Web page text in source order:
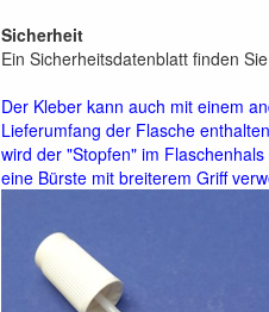
Sicherheit
Ein Sicherheitsdatenblatt finden Sie
Der Kleber kann auch mit einem
Lieferumfang der Flasche
wird der "Stopfen" im
eine Bürste mit breiterem Griff